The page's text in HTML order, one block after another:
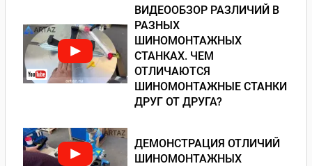
ВИДЕООБЗОР РАЗЛИЧИЙ В
РАЗНЫХ
ШИНОМОНТАЖНЫХ
СТАНКАХ. ЧЕМ
ОТЛИЧАЮТСЯ
ШИНОМОНТАЖНЫЕ СТАНКИ
ДРУГ ОТ ДРУГА?
ДЕМОНСТРАЦИЯ ОТЛИЧИЙ
ШИНОМОНТАЖНЫХ